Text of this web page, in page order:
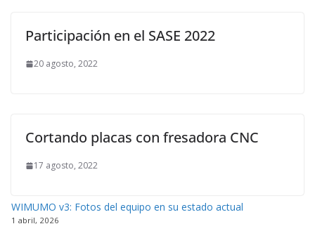
Participación en el SASE 2022
20 agosto, 2022
Cortando placas con fresadora CNC
17 agosto, 2022
WIMUMO v3: Fotos del equipo en su estado actual
1 abril, 2026